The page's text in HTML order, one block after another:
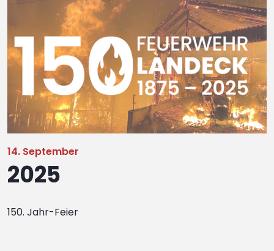
14. September
2025
150. Jahr-Feier